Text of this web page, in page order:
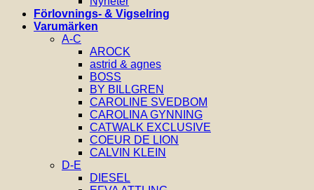
Förlovnings- & Vigselring
Varumärken
A-C
AROCK
astrid & agnes
BOSS
BY BILLGREN
CAROLINE SVEDBOM
CAROLINA GYNNING
CATWALK EXCLUSIVE
COEUR DE LION
CALVIN KLEIN
D-E
DIESEL